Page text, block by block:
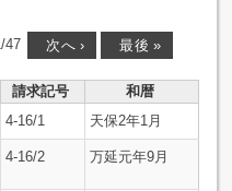
/47 次へ › 最後 »
請求記号 和暦
4-16/1 天保2年1月
4-16/2 万延元年9月